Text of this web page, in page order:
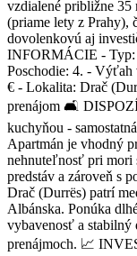
vzdialené približne 35
(priame lety z Prahy),
dovolenkovú aj
INFORMÁCIE - Typ:
Poschodie: 4. - Výťah
€ - Lokalita: Drač
prenájom 🛋
kuchyňou -
Apartmán je vhodný
nehnuteľnosť pri mori
predstáv a zároveň s
Drač (Durrës) patrí
Albánska. Ponúka
vybavenosť a stabilný
prenájmoch. 📈